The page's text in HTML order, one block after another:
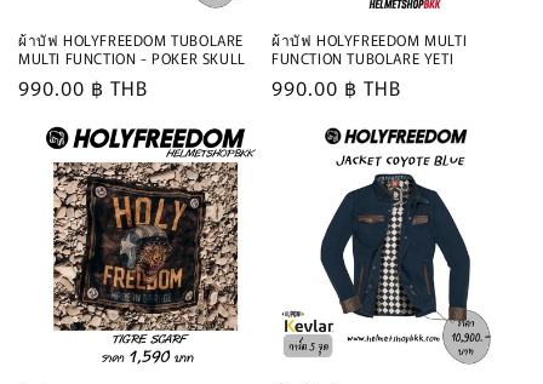
ผ้าบัฟ HOLYFREEDOM TUBOLARE
MULTI FUNCTION - POKER SKULL
Regular
990.00 ฿ THB
ผ้าบัฟ HOLYFREEDOM MULTI
FUNCTION TUBOLARE YETI
Regular
990.00 ฿ THB